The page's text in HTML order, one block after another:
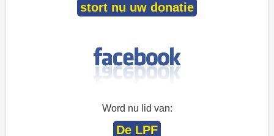
stort nu uw donatie
Word nu lid van:
De LPF